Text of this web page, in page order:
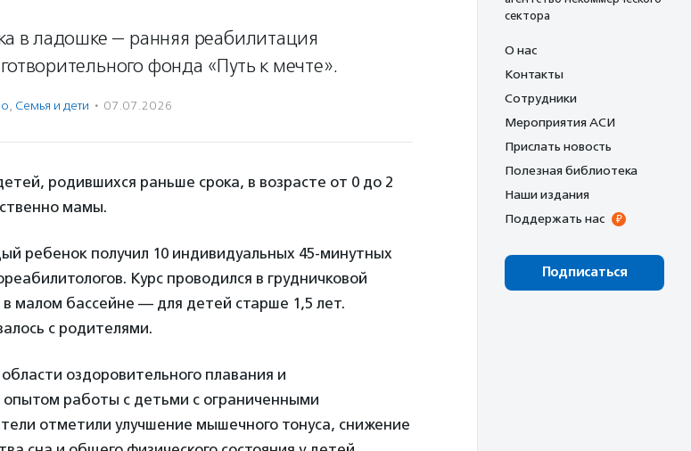
в ладошке — ранняя реабилитация
фонда «Путь к мечте».
, Семья и дети · 07.07.2026
родившихся раньше срока, в возрасте от 0 до 2
мамы.
ребенок получил 10 индивидуальных 45-минутных
Курс проводился в грудничковой
малом бассейне — для детей старше 1,5 лет.
с родителями.
оздоровительного плавания и
работы с детьми с ограниченными
отметили улучшение мышечного тонуса, снижение
сектора
О нас
Контакты
Сотрудники
Мероприятия АСИ
Прислать новость
Полезная библиотека
Наши издания
Поддержать нас
Подписаться